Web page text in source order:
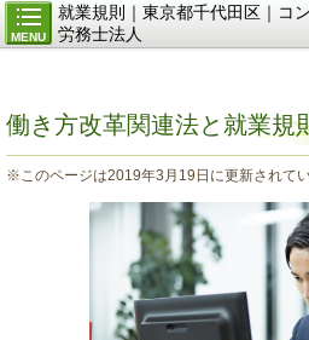
MENU
就業規則｜東京都千代田区｜コ
労務士法人
働き方改革関連法と就業規
※このページは2019年3月19日に更新されてい